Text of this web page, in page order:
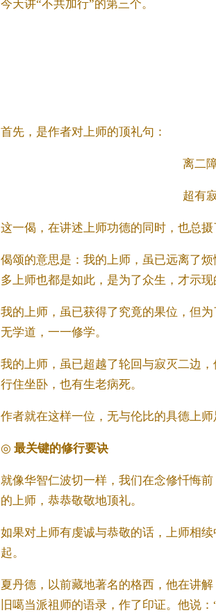
今天讲“不共加行”的第三个。
首先，是作者对上师的顶礼句：
离二
超有
这一偈，在讲述上师功德的同时，也总
偈颂的意思是：我的上师，虽已远离了
多上师也都是如此，是为了众生，才示现
我的上师，虽已获得了究竟的果位，但
无学道，一一修学。
我的上师，虽已超越了轮回与寂灭二边
行住坐卧，也有生老病死。
作者就在这样一位，无与伦比的具德上师
◎ 最关键的修行要诀
就像华智仁波切一样，我们在念修忏悔
的上师，恭恭敬敬地顶礼。
如果对上师有虔诚与恭敬的话，上师相
起。
夏丹德，以前藏地著名的格西，他在讲
旧噶当派祖师的语录，作了印证。他说